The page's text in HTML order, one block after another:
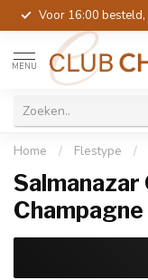
Voor 16:00 besteld,
MENU
Home / Flestype /
Champagne